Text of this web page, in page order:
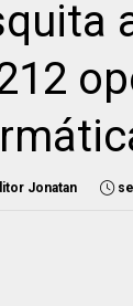
Jonatan